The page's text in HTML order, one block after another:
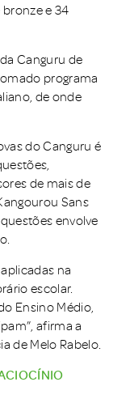
bronze e 34
Canguru de
programa
de onde
do Canguru é
de mais de
Sans
envolve
na
escolar.
Ensino Médio,
afirma a
de Melo Rabelo.